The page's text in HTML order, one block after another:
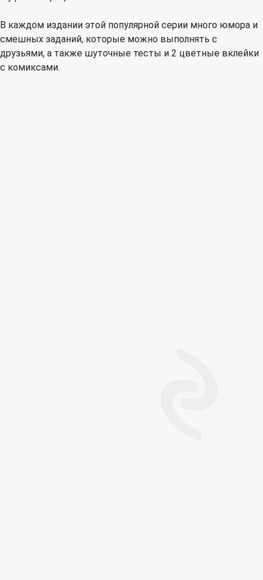
В каждом издании этой популярной серии много юмора и
смешных заданий, которые можно выполнять с
друзьями, а также шуточные тесты и 2 цветные вклейки
с комиксами.